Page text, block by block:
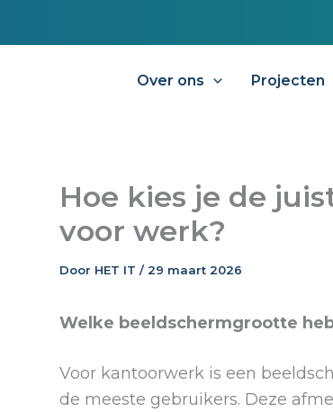
Over ons Projecten
Hoe kies je de
voor werk?
Door HET IT / 29 maart 2026
Welke beeldschermgrootte
Voor kantoorwerk is een
de meeste gebruikers. Deze